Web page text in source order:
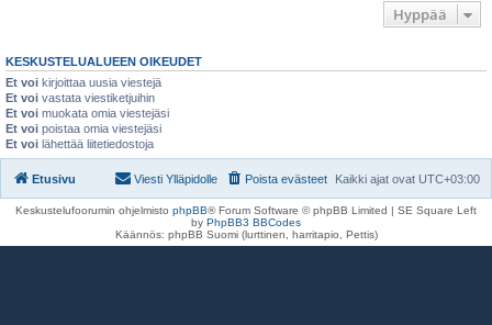
Hyppää
KESKUSTELUALUEEN OIKEUDET
Et voi kirjoittaa uusia viestejä
Et voi vastata viestiketjuihin
Et voi muokata omia viestejäsi
Et voi poistaa omia viestejäsi
Et voi lähettää liitetiedostoja
Etusivu Kaikki ajat ovat UTC+03:00
Poista evästeet
Viesti Ylläpidolle
Keskustelufoorumin ohjelmisto phpBB® Forum Software © phpBB Limited | SE Square Left
by PhpBB3 BBCodes
Käännös: phpBB Suomi (lurttinen, harritapio, Pettis)